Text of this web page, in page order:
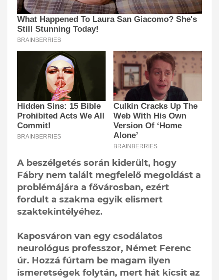
A beszélgetés során kiderült, hogy
Fábry nem talált megfelelő megoldást a
problémájára a fővárosban, ezért
fordult a szakma egyik elismert
szaktekintélyéhez.
Kaposváron van egy csodálatos
neurológus professzor, Német Ferenc
úr. Hozzá fúrtam be magam ilyen
ismeretségek folytán, mert hát kicsit az